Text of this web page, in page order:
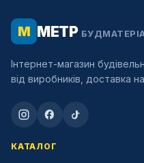
М МЕТР
Інтернет-магазин
від виробників, доставка
КАТАЛОГ